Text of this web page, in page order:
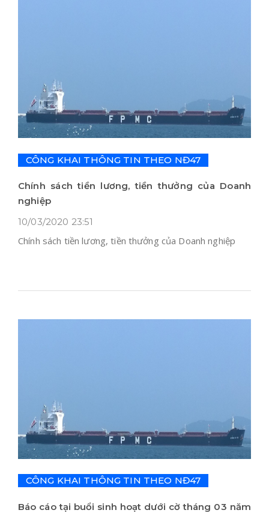
CÔNG KHAI THÔNG TIN THEO NĐ47
Chính sách tiền lương, tiền thưởng của Doanh
nghiệp
10/03/2020 23:51
Chính sách tiền lương, tiền thưởng của Doanh nghiệp
CÔNG KHAI THÔNG TIN THEO NĐ47
Báo cáo tại buổi sinh hoạt dưới cờ tháng 03 năm